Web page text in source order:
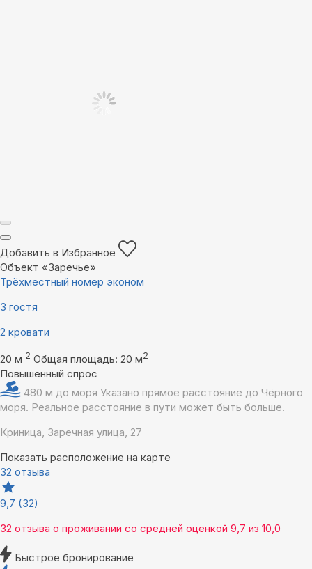
Добавить в Избранное
Объект «Заречье»
Трёхместный номер эконом
3 гостя
2 кровати
20 м 2 Общая площадь: 20 м2
Повышенный спрос
480 м до моря Указано прямое расстояние до Чёрного
моря. Реальное расстояние в пути может быть больше.
Криница, Заречная улица, 27
Показать расположение на карте
32 отзыва
9,7 (32)
32 отзыва о проживании со средней оценкой 9,7 из 10,0
Быстрое бронирование